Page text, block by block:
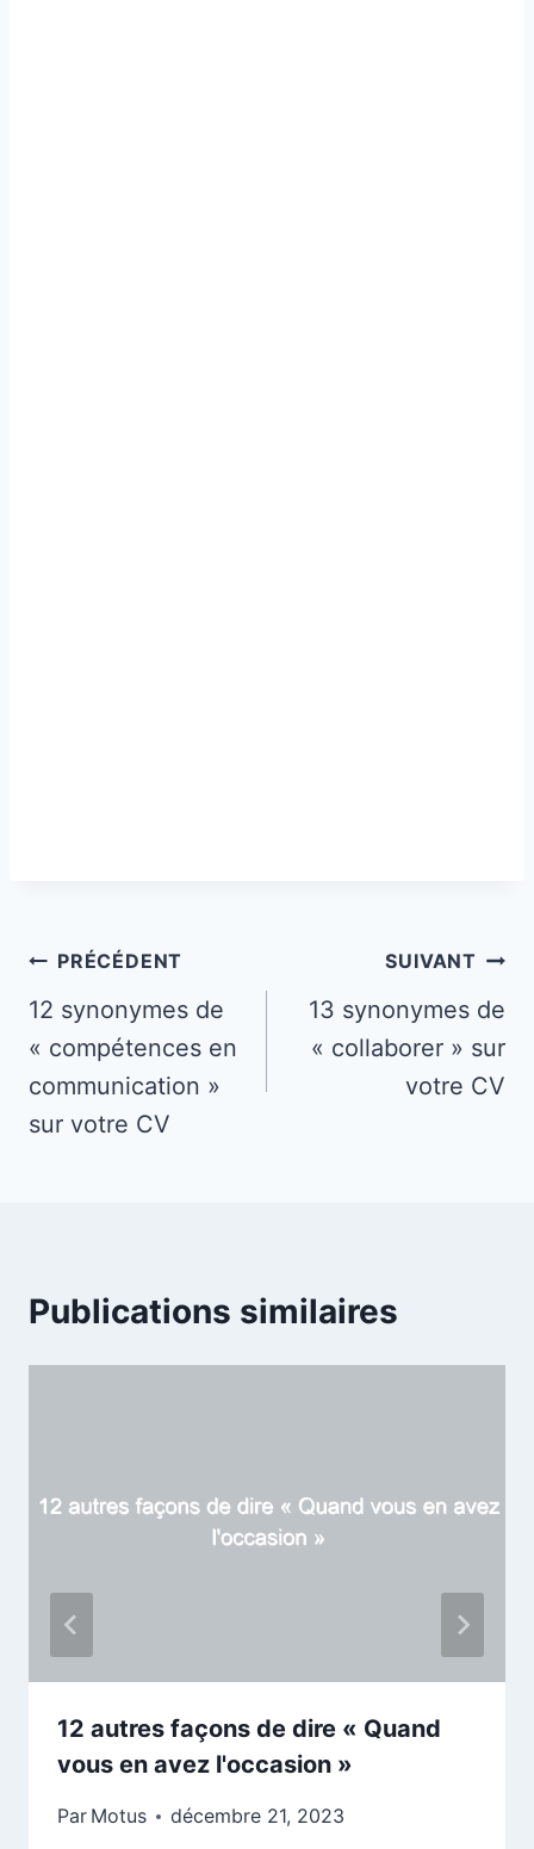
Navigation
de
l’article
PRÉCÉDENT
12 synonymes de
« compétences en
communication »
sur votre CV
SUIVANT
13 synonymes de
« collaborer » sur
votre CV
Publications similaires
12 autres façons de dire « Quand
vous en avez l'occasion »
Par Motus décembre 21, 2023